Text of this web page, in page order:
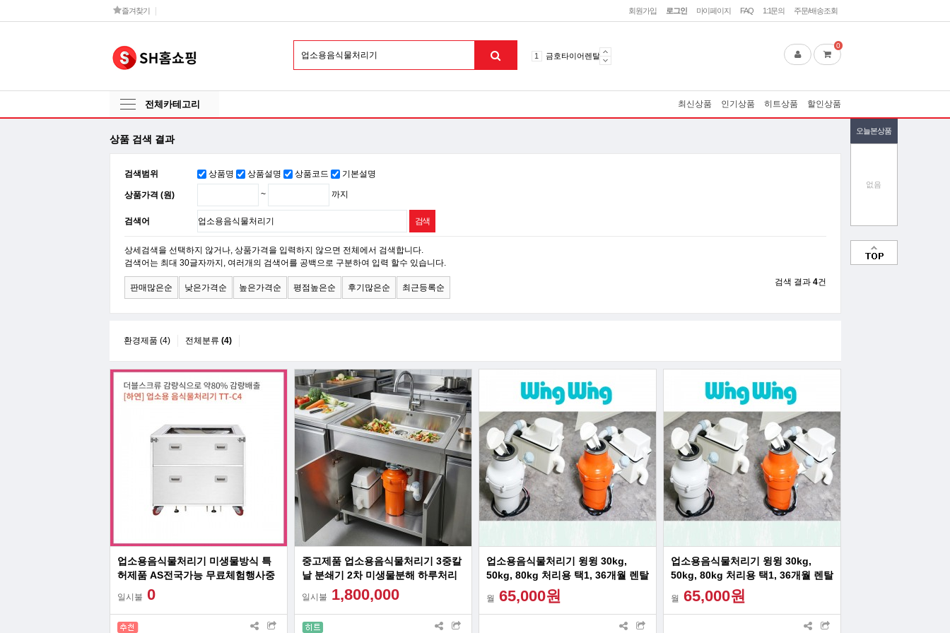
회원가입 로그인 마이페이지 FAQ 1:1문의 주문/배송조회
즐겨찾기
1 금호타이어렌탈
3 라파402
0
전체카테고리 최신상품 인기상품 히트상품 할인상품
상품 검색 결과
오늘본상품
없음
검색범위 상품명 상품설명 상품코드 기본설명
상품가격 (원) ~ 까지
검색어
상세검색을 선택하지 않거나, 상품가격을 입력하지 않으면 전체에서 검색합니다.
검색어는 최대 30글자까지, 여러개의 검색어를 공백으로 구분하여 입력 할수 있습니다.
판매많은순 낮은가격순 높은가격순 평점높은순 후기많은순 최근등록순
검색 결과 4건
환경제품 (4) 전체분류 (4)
업소용음식물처리기 미생물방식 특
허제품 AS전국가능 무료체험행사중
일시불 0
중고제품 업소용음식물처리기 3중칼
날 분쇄기 2차 미생물분해 하루처리
30kg 50kg 80kg 신한카드 48개월
할부 가능
일시불 1,800,000
업소용음식물처리기 윙윙 30kg,
50kg, 80kg 처리용 택1, 36개월 렌탈
서비스
월 65,000원
업소용음식물처리기 윙윙 30kg,
50kg, 80kg 처리용 택1, 36개월 렌탈
서비스
월 65,000원